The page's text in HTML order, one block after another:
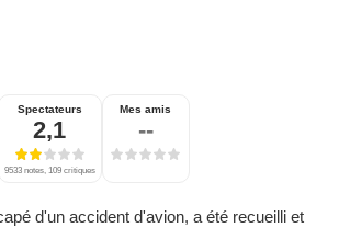
Spectateurs
2,1
9533 notes, 109 critiques
Mes amis
--
d'un accident d'avion, a été recueilli et